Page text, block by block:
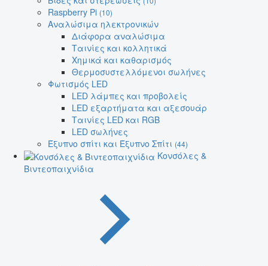
Raspberry Pi (10)
Αναλώσιμα ηλεκτρονικών
Διάφορα αναλώσιμα
Ταινίες και κολλητικά
Χημικά και καθαρισμός
Θερμοσυστελλόμενοι σωλήνες
Φωτισμός LED
LED λάμπες και προβολείς
LED εξαρτήματα και αξεσουάρ
Ταινίες LED και RGB
LED σωλήνες
Έξυπνο σπίτι και Έξυπνο Σπίτι (44)
Κονσόλες &
Βιντεοπαιχνίδια